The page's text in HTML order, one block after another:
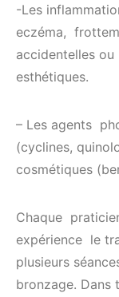
-Les
eczéma,
accidentelles
esthétiques.
– Les agents
(cyclines,
cosmétiques
Chaque
expérience le
plusieurs
bronzage. Dans